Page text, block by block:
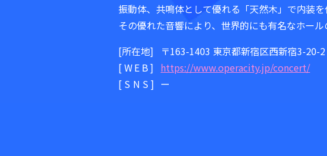
振動体、共鳴体として優れる「天然木」で内装を
その優れた音響により、世界的にも有名なホール
[所在地]
〒163-1403 東京都新宿区西新宿3-20-2
[WEB] https://www.operacity.jp/concert/
[SNS] ー